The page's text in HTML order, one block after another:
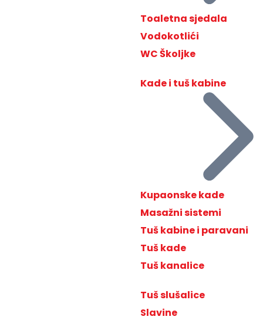
Toaletna sjedala
Vodokotlići
WC Školjke
Kade i tuš kabine
Kupaonske kade
Masažni sistemi
Tuš kabine i paravani
Tuš kade
Tuš kanalice
Tuš slušalice
Slavine